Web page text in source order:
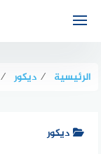
الرئيسية ⁄ ديكور ⁄
ديكور